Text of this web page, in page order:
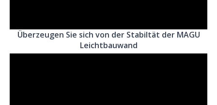
Überzeugen Sie sich von der Stabiltät der MAGU
Leichtbauwand